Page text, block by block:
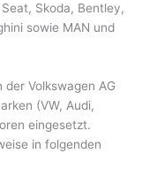
Skoda, Bentley,
sowie MAN und
der Volkswagen AG
(VW, Audi,
eingesetzt.
in folgenden